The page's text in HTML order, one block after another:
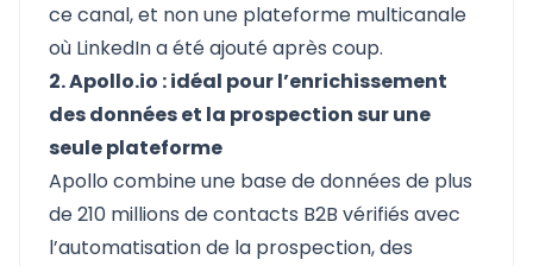
ce canal, et non une plateforme multicanale
où LinkedIn a été ajouté après coup.
2. Apollo.io : idéal pour l’enrichissement
des données et la prospection sur une
seule plateforme
Apollo combine une base de données de plus
de 210 millions de contacts B2B vérifiés avec
l’automatisation de la prospection, des